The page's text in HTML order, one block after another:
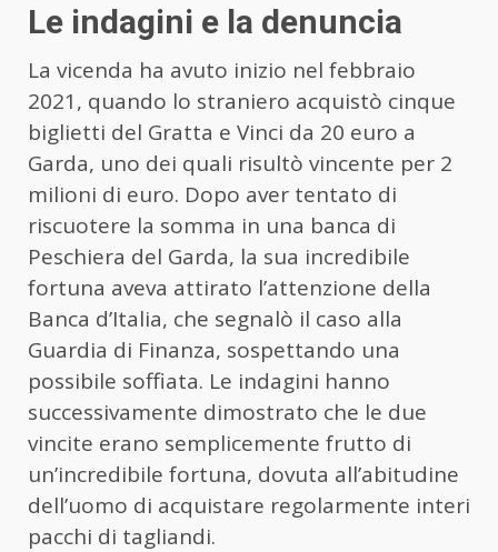
Le indagini e la denuncia
La vicenda ha avuto inizio nel febbraio
2021, quando lo straniero acquistò cinque
biglietti del Gratta e Vinci da 20 euro a
Garda, uno dei quali risultò vincente per 2
milioni di euro. Dopo aver tentato di
riscuotere la somma in una banca di
Peschiera del Garda, la sua incredibile
fortuna aveva attirato l’attenzione della
Banca d’Italia, che segnalò il caso alla
Guardia di Finanza, sospettando una
possibile soffiata. Le indagini hanno
successivamente dimostrato che le due
vincite erano semplicemente frutto di
un’incredibile fortuna, dovuta all’abitudine
dell’uomo di acquistare regolarmente interi
pacchi di tagliandi.